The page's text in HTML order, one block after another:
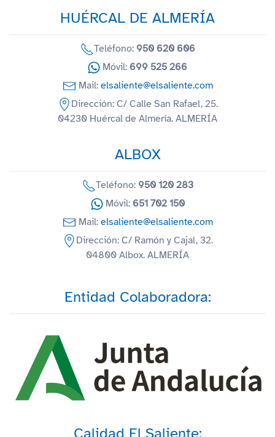
HUÉRCAL DE ALMERÍA
Teléfono: 950 620 606
Móvil: 699 525 266
Mail: elsaliente@elsaliente.com
Dirección: C/ Calle San Rafael, 25.
04230 Huércal de Almería. ALMERÍA
ALBOX
Teléfono: 950 120 283
Móvil: 651 702 150
Mail: elsaliente@elsaliente.com
Dirección: C/ Ramón y Cajal, 32.
04800 Albox. ALMERÍA
Entidad Colaboradora: